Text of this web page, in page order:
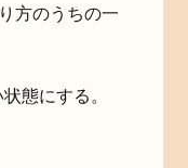
方のうちの一
態にする。